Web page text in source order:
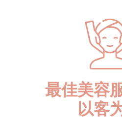
最佳美容
以客